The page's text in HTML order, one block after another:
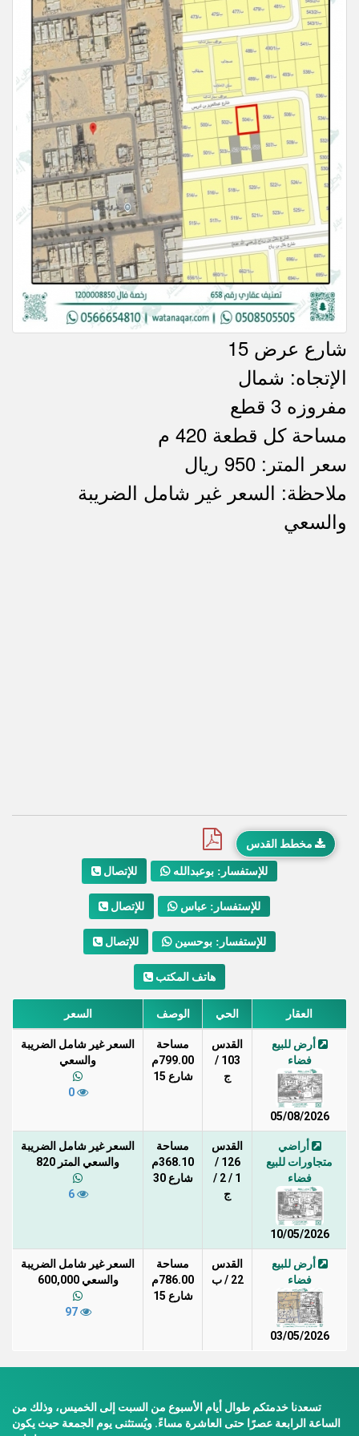
شارع عرض 15
الإتجاه: شمال
مفروزه 3 قطع
مساحة كل قطعة 420 م
سعر المتر: 950 ريال
ملاحظاتملاحظة: السعر غير شامل الضريبة
والسعي
مخطط القدس
للإتصال للإستفسار: بوعبدالله
للإتصال للإستفسار: عباس
للإتصال للإستفسار: بوحسين
هاتف المكتب
العقار الحي الوصف السعر
أرض للبيع
فضاء
05/08/2026
القدس
103 /
ج
مساحة
799.00م
شارع 15
السعر غير شامل الضريبة
والسعي
0
أراضي
متجاورات للبيع
فضاء
10/05/2026
القدس
126 /
1 / 2 /
ج
مساحة
368.10م
شارع 30
السعر غير شامل الضريبة
والسعي المتر 820
6
أرض للبيع
فضاء
03/05/2026
القدس
22 / ب
مساحة
786.00م
شارع 15
السعر غير شامل الضريبة
والسعي 600,000
97
تسعدنا خدمتكم طوال أيام الأسبوع من السبت إلى الخميس، وذلك من
الساعة الرابعة عصرًا حتى العاشرة مساءً. ويُستثنى يوم الجمعة حيث يكون